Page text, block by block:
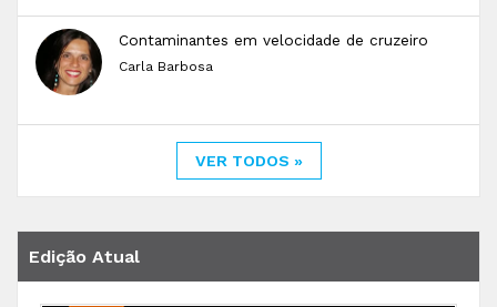
Contaminantes em velocidade de cruzeiro
Carla Barbosa
VER TODOS »
Edição Atual